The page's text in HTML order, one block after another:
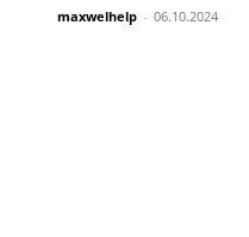
maxwelhelp - 06.10.2024